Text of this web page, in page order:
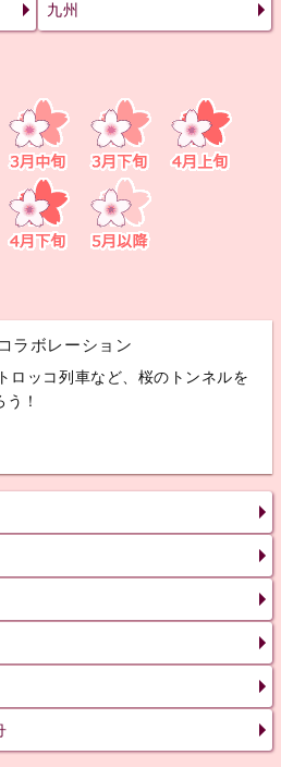
九州
ラボレーション
ロッコ列車など、桜のトンネルを
う！